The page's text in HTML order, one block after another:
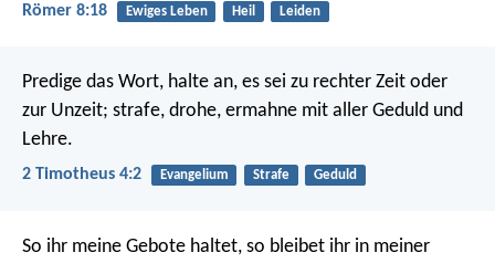
Römer 8:18 Ewiges Leben Heil Leiden
Predige das Wort, halte an, es sei zu rechter Zeit oder
zur Unzeit; strafe, drohe, ermahne mit aller Geduld und
Lehre.
2 Timotheus 4:2 Evangelium Strafe Geduld
So ihr meine Gebote haltet, so bleibet ihr in meiner